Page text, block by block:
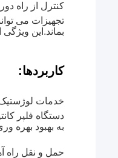
کنترل از راه
تجهیزات می
بماند.این
کاربردها:
خدمات لوژستیک
دستگاه فلپر
به بهبود بهره
حمل و نقل راه